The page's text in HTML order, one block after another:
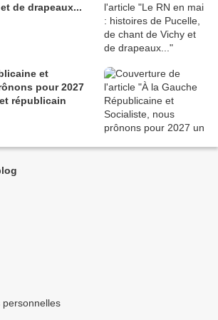
de drapeaux...
et
pour 2027
républicain